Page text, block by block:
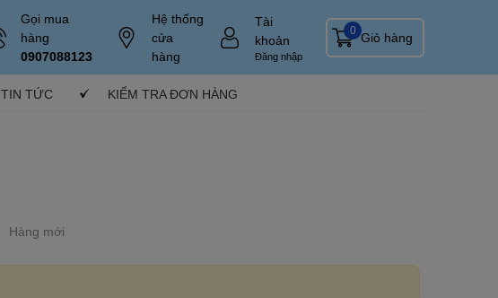
Gọi mua
hàng
0907088123
Hệ thống
cửa
hàng
Tài
khoản
Đăng nhập
Giỏ hàng
0
TIN TỨC KIỂM TRA ĐƠN HÀNG
Hàng mới